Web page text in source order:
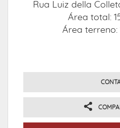
Rua Luiz della
Área total:
Área terreno: